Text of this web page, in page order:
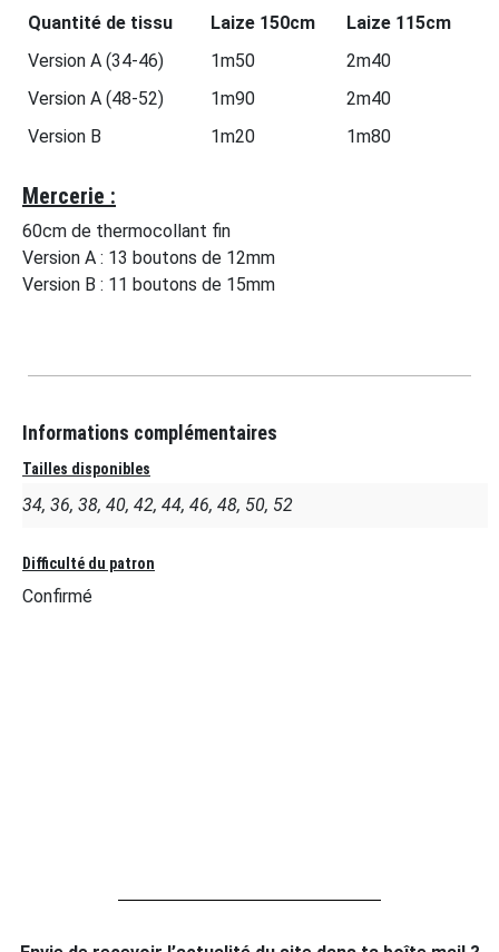
Quantité de tissu Laize 150cm
Laize 115cm
Version A (34-46)
1m50
2m40
Version A (48-52)
1m90
2m40
Version B
1m20 1m80
Mercerie :
60cm de thermocollant fin
Version A : 13 boutons de 12mm
Version B : 11 boutons de 15mm
Informations complémentaires
Tailles disponibles
34, 36, 38, 40, 42, 44, 46, 48, 50, 52
Difficulté du patron
Confirmé